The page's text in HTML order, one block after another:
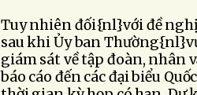
Tuy nhiên đối{nl}với đề
sau khi Ủy ban
giám sát về tập đoàn, nhân
báo cáo đến các đại biểu